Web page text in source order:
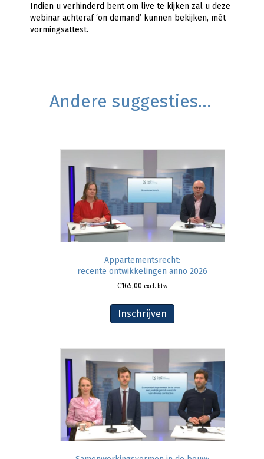
Indien u verhinderd bent om live te kijken zal u deze
webinar achteraf ‘on demand’ kunnen bekijken, mét
vormingsattest.
Andere suggesties…
Appartementsrecht:
recente ontwikkelingen anno 2026
€165,00 excl. btw
Inschrijven